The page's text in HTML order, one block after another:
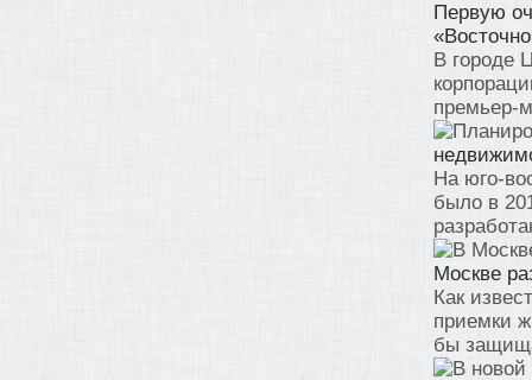
Первую
В городе
премьер-
На юго-
было в
Москве
Как
приемки
бы